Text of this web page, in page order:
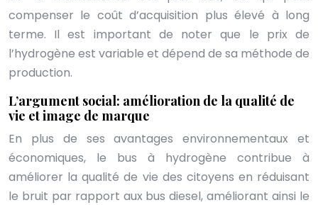
compenser le coût d’acquisition plus élevé à long
terme. Il est important de noter que le prix de
l’hydrogène est variable et dépend de sa méthode de
production.
L’argument social: amélioration de la qualité de
vie et image de marque
En plus de ses avantages environnementaux et
économiques, le bus à hydrogène contribue à
améliorer la qualité de vie des citoyens en réduisant
le bruit par rapport aux bus diesel, améliorant ainsi le